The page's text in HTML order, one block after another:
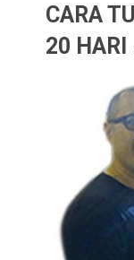
CARA
20 HARI